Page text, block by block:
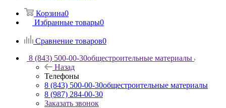
Корзина0
Избранные товары0
Сравнение товаров0
8 (843) 500-00-30общестроительные материалы
Назад
Телефоны
8 (843) 500-00-30общестроительные материалы
8 (987) 284-00-30
Заказать звонок